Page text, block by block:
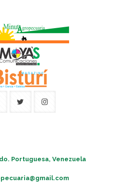
Portuguesa, Venezuela